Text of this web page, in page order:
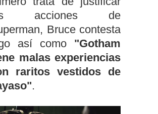
acciones de
Bruce contesta
así como "Gotham
malas experiencias
raritos vestidos de
.